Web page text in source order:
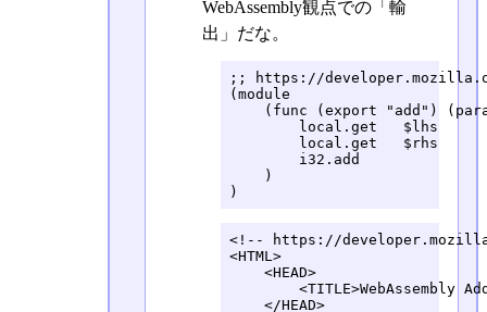
WebAssembly観点での「輸
出」だな。
;; https://
(module
(func (export "add")
        local.get   $lhs
        local.get   $rhs
        i32.add
    )
)
<!-- https://
<HTML>
    <HEAD>
<TITLE>WebAssembly
    </HEAD>